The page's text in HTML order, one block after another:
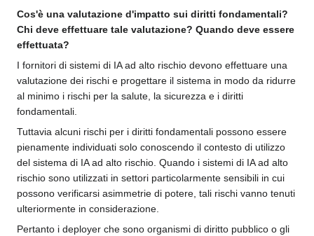
Cos'è una valutazione d'impatto sui diritti fondamentali?
Chi deve effettuare tale valutazione? Quando deve essere
effettuata?
I fornitori di sistemi di IA ad alto rischio devono effettuare una
valutazione dei rischi e progettare il sistema in modo da ridurre
al minimo i rischi per la salute, la sicurezza e i diritti
fondamentali.
Tuttavia alcuni rischi per i diritti fondamentali possono essere
pienamente individuati solo conoscendo il contesto di utilizzo
del sistema di IA ad alto rischio. Quando i sistemi di IA ad alto
rischio sono utilizzati in settori particolarmente sensibili in cui
possono verificarsi asimmetrie di potere, tali rischi vanno tenuti
ulteriormente in considerazione.
Pertanto i deployer che sono organismi di diritto pubblico o gli